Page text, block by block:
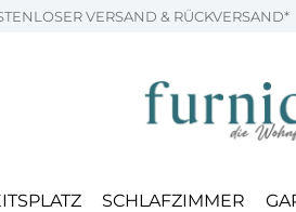
VERSAND & RÜCKVERSAND*
SCHLAFZIMMER